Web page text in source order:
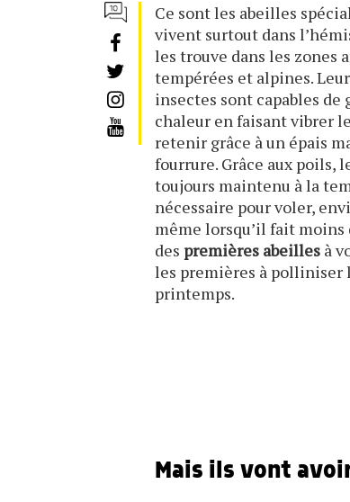
Ce sont les abeilles
vivent surtout dans
les trouve dans les zones
tempérées et alpines.
insectes sont capables de
chaleur en faisant vibrer
retenir grâce à un épais
fourrure. Grâce aux poils,
toujours maintenu à la
nécessaire pour voler,
même lorsqu’il fait moins
despremières abeilles à
les premières à polliniser
printemps.
Mais ils vont